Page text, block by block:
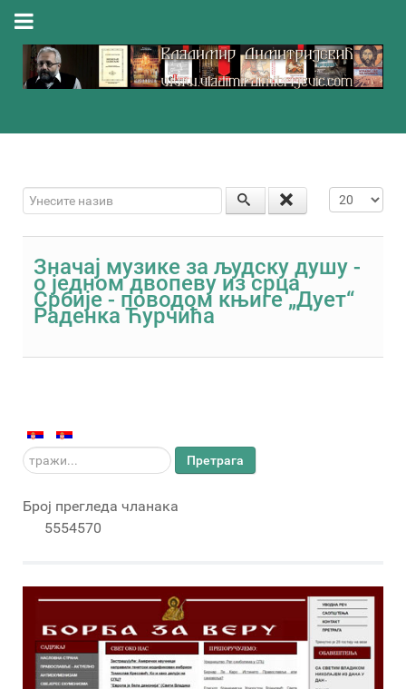
Унесите назив Приказ #
Значај музике за људску душу -
o једном двопеву из срца
Србије - поводом књиге „Дует“
Раденка Ћурчића
тражи... Претрага
Број прегледа чланака
5554570